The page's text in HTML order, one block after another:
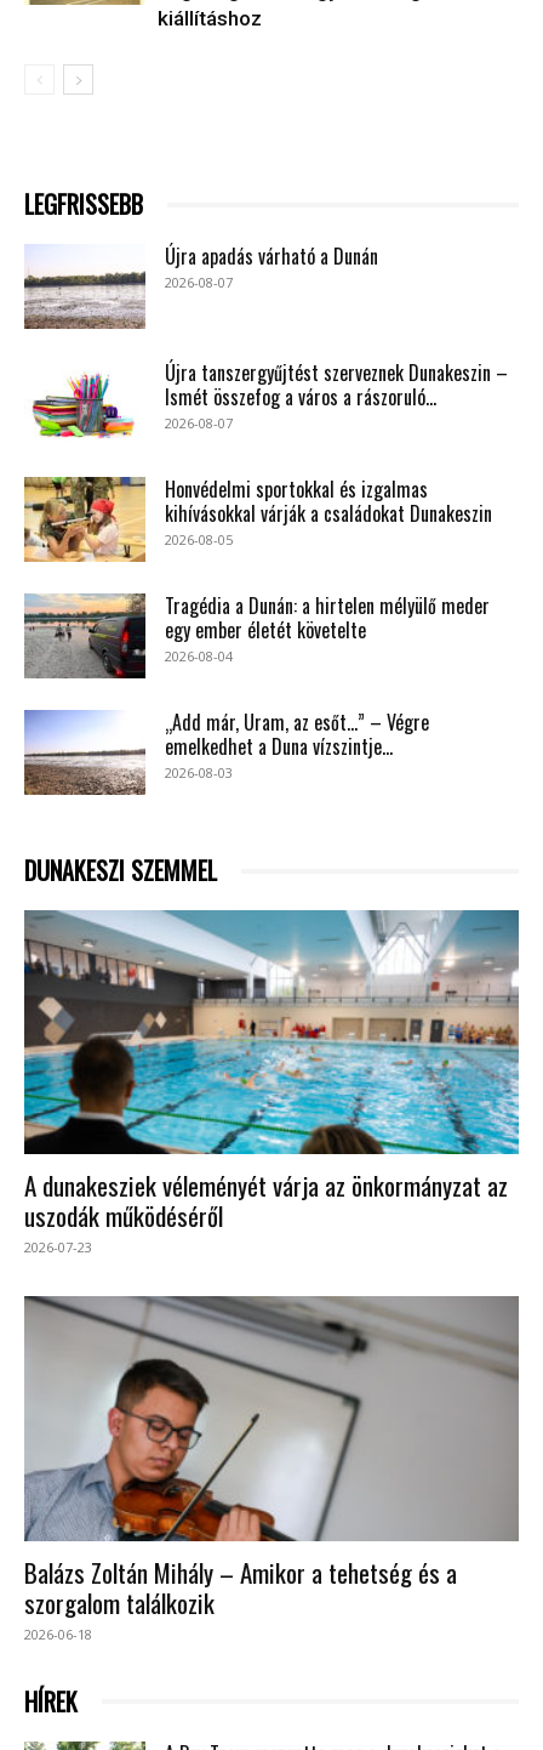
kiállításhoz
LEGFRISSEBB
Újra apadás várható a Dunán
2026-08-07
Újra tanszergyűjtést szerveznek Dunakeszin –
Ismét összefog a város a rászoruló...
2026-08-07
Honvédelmi sportokkal és izgalmas
kihívásokkal várják a családokat Dunakeszin
2026-08-05
Tragédia a Dunán: a hirtelen mélyülő meder
egy ember életét követelte
2026-08-04
„Add már, Uram, az esőt…” – Végre
emelkedhet a Duna vízszintje...
2026-08-03
DUNAKESZI SZEMMEL
A dunakesziek véleményét várja az önkormányzat az
uszodák működéséről
2026-07-23
Balázs Zoltán Mihály – Amikor a tehetség és a
szorgalom találkozik
2026-06-18
HÍREK